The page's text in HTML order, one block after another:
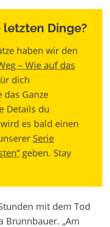
Dinge?
haben wir den
– Wie auf das
dich
Ganze
Details du
es bald einen
Serie
geben. Stay
mit dem Tod
Brunnbauer. „Am